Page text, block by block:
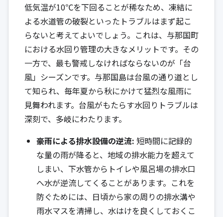
低気温が10℃を下回ることが稀なため、凍結に
よる水道管の破裂といったトラブルはまず起こ
らないと考えてよいでしょう。これは、与那国町
における水回り管理の大きなメリットです。その
一方で、最も警戒しなければならないのが「台
風」シーズンです。与那国島は台風の通り道とし
て知られ、毎年夏から秋にかけて猛烈な風雨に
見舞われます。台風がもたらす水回りトラブルは
深刻で、多岐にわたります。
豪雨による排水設備の逆流: 短時間に記録的
な量の雨が降ると、地域の排水能力を超えて
しまい、下水管からトイレや風呂場の排水口
へ水が逆流してくることがあります。これを
防ぐためには、日頃から家の周りの排水溝や
雨水マスを清掃し、水はけを良くしておくこ